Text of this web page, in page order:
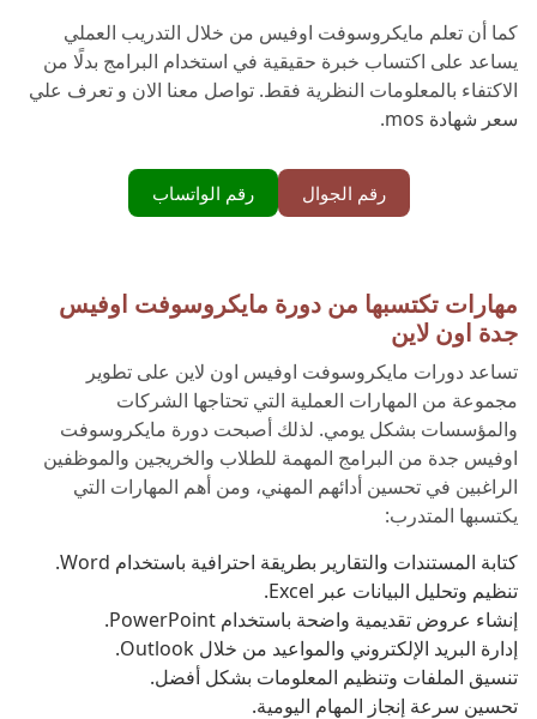
كما أن تعلم مايكروسوفت اوفيس من خلال التدريب العملي
يساعد على اكتساب خبرة حقيقية في استخدام البرامج بدلًا من
الاكتفاء بالمعلومات النظرية فقط. تواصل معنا الان و تعرف علي
سعر شهادة mos
.
رقم الجوال رقم الواتساب
مهارات تكتسبها من دورة مايكروسوفت اوفيس
جدة اون لاين
تساعد دورات مايكروسوفت اوفيس اون لاين على تطوير
مجموعة من المهارات العملية التي تحتاجها الشركات
والمؤسسات بشكل يومي. لذلك أصبحت دورة مايكروسوفت
اوفيس جدة من البرامج المهمة للطلاب والخريجين والموظفين
الراغبين في تحسين أدائهم المهني، ومن أهم المهارات التي
يكتسبها المتدرب:
كتابة المستندات والتقارير بطريقة احترافية باستخدام Word.
تنظيم وتحليل البيانات عبر Excel.
إنشاء عروض تقديمية واضحة باستخدام PowerPoint.
إدارة البريد الإلكتروني والمواعيد من خلال Outlook.
تنسيق الملفات وتنظيم المعلومات بشكل أفضل.
تحسين سرعة إنجاز المهام اليومية.